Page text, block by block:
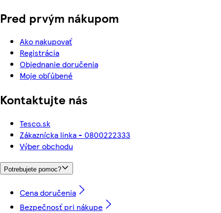
Pred prvým nákupom
Ako nakupovať
Registrácia
Objednanie doručenia
Moje obľúbené
Kontaktujte nás
Tesco.sk
Zákaznícka linka - 0800222333
Výber obchodu
Potrebujete pomoc?
Cena doručenia
Bezpečnosť pri nákupe